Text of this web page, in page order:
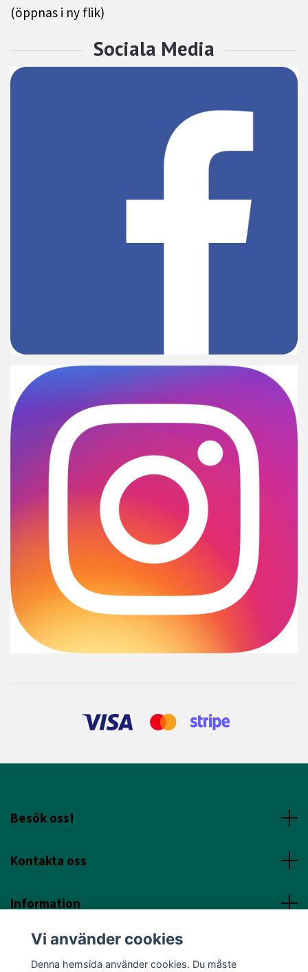
(öppnas i ny flik)
Besök oss!
Kontakta oss
Information
Sociala Media
Vi använder cookies
Denna hemsida använder cookies. Du måste